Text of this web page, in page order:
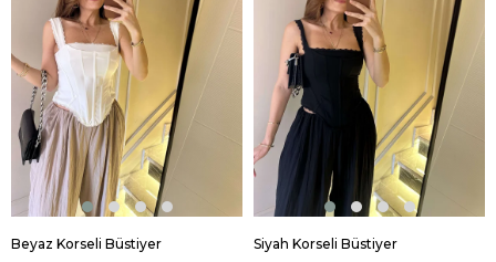
Beyaz Korseli Büstiyer Siyah Korseli Büstiyer